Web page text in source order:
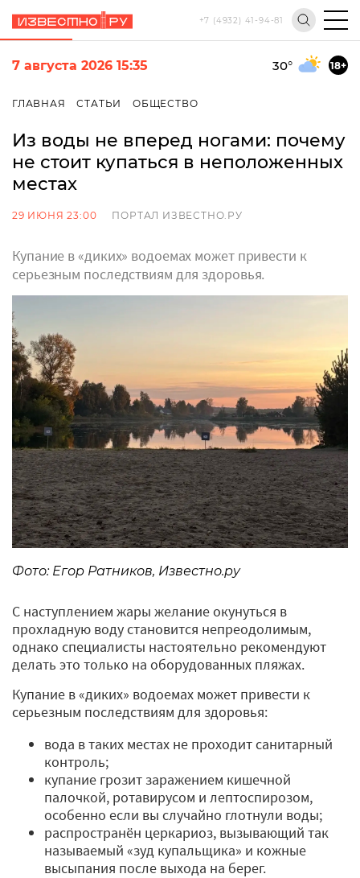
+7 (4932) 41-94-81
7 августа 2026 15:35 30° 18+
ГЛАВНАЯ СТАТЬИ ОБЩЕСТВО
Из воды не вперед ногами: почему
не стоит купаться в неположенных
местах
29 ИЮНЯ 23:00 ПОРТАЛ ИЗВЕСТНО.РУ
Купание в «диких» водоемах может привести к
серьезным последствиям для здоровья.
Фото: Егор Ратников, Известно.ру
С наступлением жары желание окунуться в
прохладную воду становится непреодолимым,
однако специалисты настоятельно рекомендуют
делать это только на оборудованных пляжах.
Купание в «диких» водоемах может привести к
серьезным последствиям для здоровья:
вода в таких местах не проходит санитарный
контроль;
купание грозит заражением кишечной
палочкой, ротавирусом и лептоспирозом,
особенно если вы случайно глотнули воды;
распространён церкариоз, вызывающий так
называемый «зуд купальщика» и кожные
высыпания после выхода на берег.